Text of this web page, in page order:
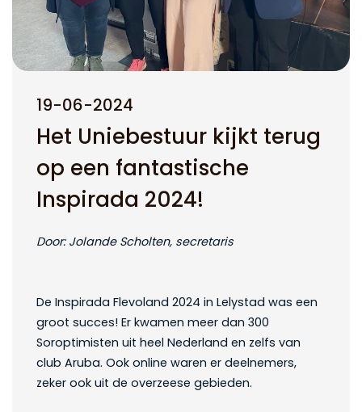
19-06-2024
Het Uniebestuur kijkt terug
op een fantastische
Inspirada 2024!
Door: Jolande Scholten, secretaris
De Inspirada Flevoland 2024 in Lelystad was een
groot succes! Er kwamen meer dan 300
Soroptimisten uit heel Nederland en zelfs van
club Aruba. Ook online waren er deelnemers,
zeker ook uit de overzeese gebieden.